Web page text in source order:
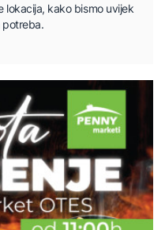
lokacija, kako bismo uvijek
potreba.